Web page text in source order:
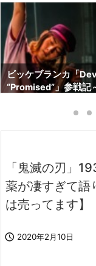
鬼滅の刃『映画無限
VD＆Blu-reyが遂に！
でも予約出来ます】
「鬼滅の刃」
薬が凄すぎて語
は売ってます】
 2020年2月10日